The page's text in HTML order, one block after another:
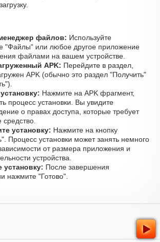
файлов: Используйте
"Файлы" или любое другое приложение
файлами на вашем устройстве.
APK: Перейдите в раздел,
APK (обычно это раздел "Получить"
Нажмите на APK фрагмент,
процесс установки. Вы увидите
о правах доступа, которые требует
установку: Нажмите на кнопку
Процесс установки может занять немного
от размера приложения и
устройства.
установку: После завершения
нажмите "Готово".